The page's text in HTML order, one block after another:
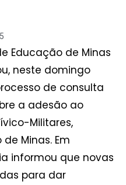
Educação de Minas
neste domingo
de consulta
a adesão ao
Militares,
Minas. Em
informou que novas
para dar